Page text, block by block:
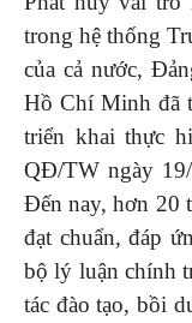
trong hệ thống
của cả nước,
Hồ Chí Minh đã
triển khai thực
QĐ/TW ngày
Đến nay, hơn 20
đạt chuẩn, đáp
bộ lý luận chính
tác đào tạo, bồi